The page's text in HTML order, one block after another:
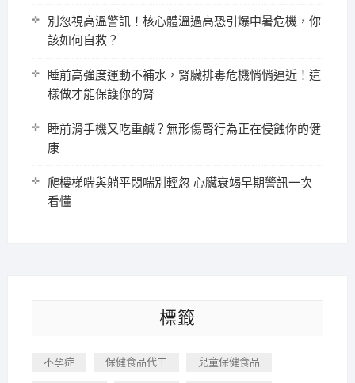
別忽視高溫警訊！核心體溫過高恐引爆中暑危機，你
該如何自救？
睡前高強度運動不補水，腎臟排毒危機悄悄逼近！這
樣做才能保護你的腎
睡前滑手機又吃重鹹？無形傷腎行為正在侵蝕你的健
康
爬樓梯喘與躺平悶喘別輕忽 心臟衰竭早期警訊一次
看懂
標籤
不孕症 保健食品代工 兒童保健食品